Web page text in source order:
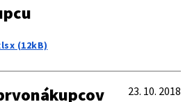
(12kB)
23. 10. 2018